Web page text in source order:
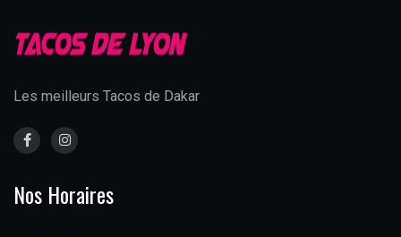
Les meilleurs Tacos de Dakar
Nos Horaires